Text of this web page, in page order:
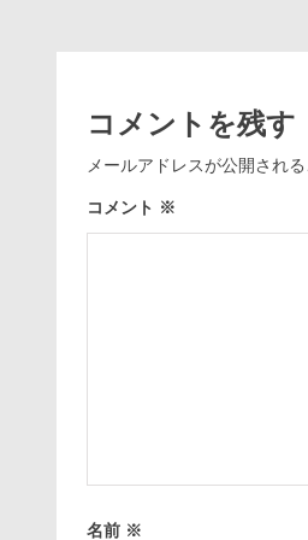
コメントを残す
メールアドレスが公開される
コメント ※
名前 ※